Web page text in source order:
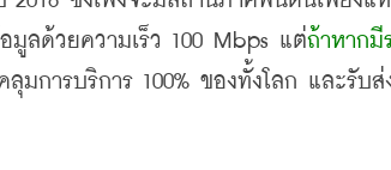
มูลด้วยความเร็ว 100 Mbps แต่ถ้าหากมี
มการบริการ 100% ของทั้งโลก และรับส่